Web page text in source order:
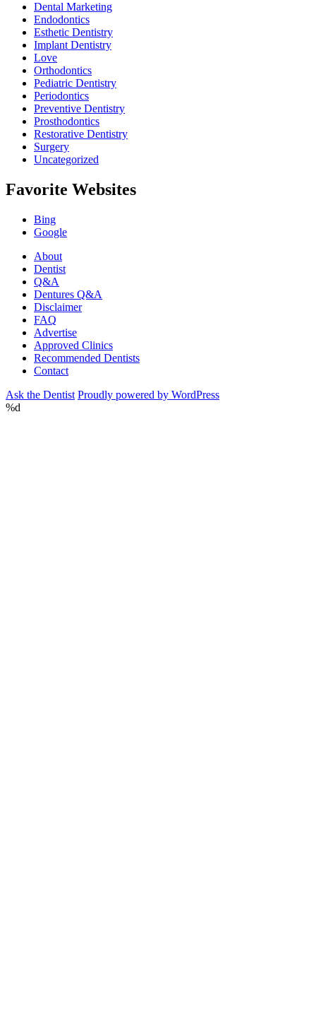
Dental Marketing
Endodontics
Esthetic Dentistry
Implant Dentistry
Love
Orthodontics
Pediatric Dentistry
Periodontics
Preventive Dentistry
Prosthodontics
Restorative Dentistry
Surgery
Uncategorized
Favorite Websites
Bing
Google
About
Dentist
Q&A
Dentures Q&A
Disclaimer
FAQ
Advertise
Approved Clinics
Recommended Dentists
Contact
Ask the Dentist Proudly powered by WordPress
%d